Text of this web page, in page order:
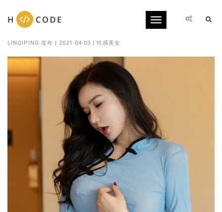
Toggle
民国少妇心妍波涛汹涌令人流连忘返
LINQIPING 发布 | 2021-04-03 | 性感美女